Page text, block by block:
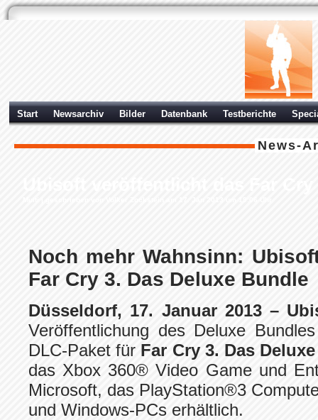
Start Newsarchiv Bilder Datenbank Testberichte
News-
Noch mehr Wahnsinn:
Far Cry 3. Das Deluxe Bundle
Düsseldorf, 17. Januar 2013 –
Veröffentlichung des Deluxe
DLC-Paket für Far Cry 3. Das
das Xbox 360® Video Game und
Microsoft, das PlayStation®3
und Windows-PCs erhältlich.